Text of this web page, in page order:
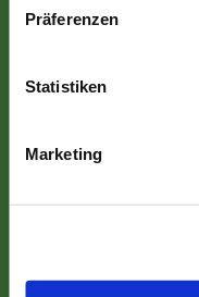
Präferenzen
Statistiken
Marketing